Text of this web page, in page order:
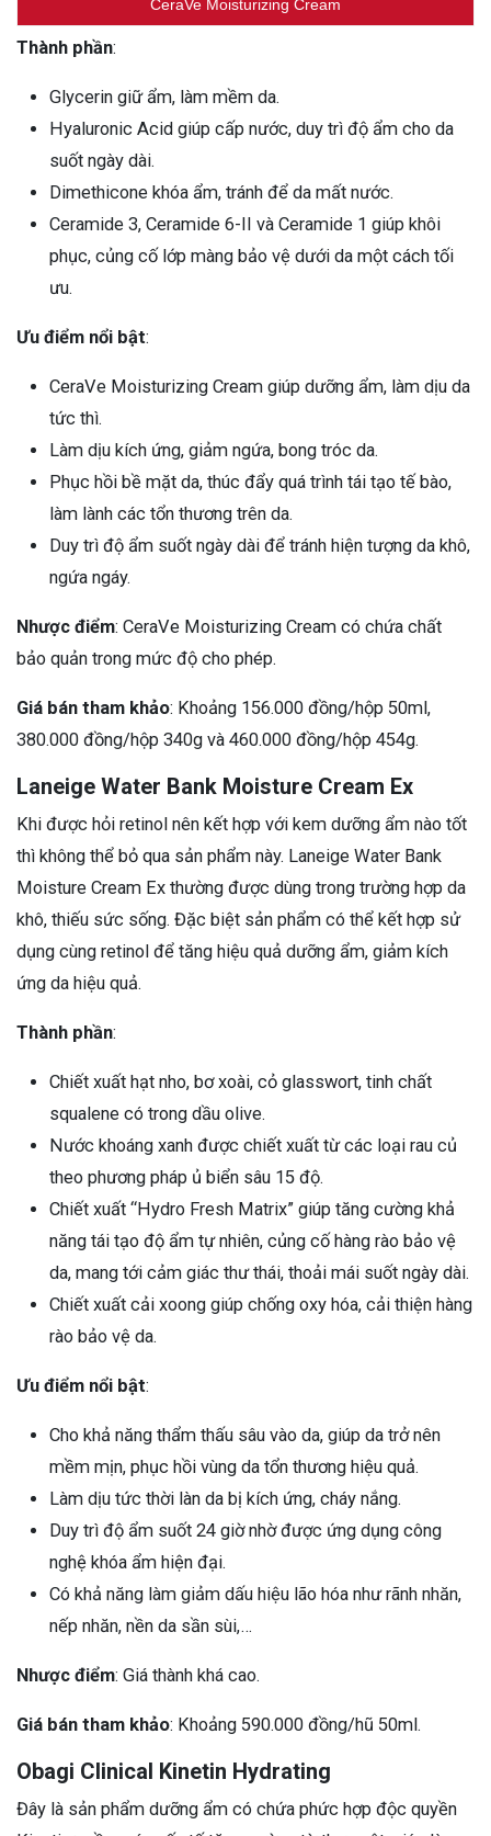
CeraVe Moisturizing Cream
Thành phần:
Glycerin giữ ẩm, làm mềm da.
Hyaluronic Acid giúp cấp nước, duy trì độ ẩm cho da
suốt ngày dài.
Dimethicone khóa ẩm, tránh để da mất nước.
Ceramide 3, Ceramide 6-II và Ceramide 1 giúp khôi
phục, củng cố lớp màng bảo vệ dưới da một cách tối
ưu.
Ưu điểm nổi bật:
CeraVe Moisturizing Cream giúp dưỡng ẩm, làm dịu da
tức thì.
Làm dịu kích ứng, giảm ngứa, bong tróc da.
Phục hồi bề mặt da, thúc đẩy quá trình tái tạo tế bào,
làm lành các tổn thương trên da.
Duy trì độ ẩm suốt ngày dài để tránh hiện tượng da khô,
ngứa ngáy.
Nhược điểm: CeraVe Moisturizing Cream có chứa chất
bảo quản trong mức độ cho phép.
Giá bán tham khảo: Khoảng 156.000 đồng/hộp 50ml,
380.000 đồng/hộp 340g và 460.000 đồng/hộp 454g.
Laneige Water Bank Moisture Cream Ex
Khi được hỏi retinol nên kết hợp với kem dưỡng ẩm nào tốt
thì không thể bỏ qua sản phẩm này. Laneige Water Bank
Moisture Cream Ex thường được dùng trong trường hợp da
khô, thiếu sức sống. Đặc biệt sản phẩm có thể kết hợp sử
dụng cùng retinol để tăng hiệu quả dưỡng ẩm, giảm kích
ứng da hiệu quả.
Thành phần:
Chiết xuất hạt nho, bơ xoài, cỏ glasswort, tinh chất
squalene có trong dầu olive.
Nước khoáng xanh được chiết xuất từ các loại rau củ
theo phương pháp ủ biển sâu 15 độ.
Chiết xuất “Hydro Fresh Matrix” giúp tăng cường khả
năng tái tạo độ ẩm tự nhiên, củng cố hàng rào bảo vệ
da, mang tới cảm giác thư thái, thoải mái suốt ngày dài.
Chiết xuất cải xoong giúp chống oxy hóa, cải thiện hàng
rào bảo vệ da.
Ưu điểm nổi bật:
Cho khả năng thẩm thấu sâu vào da, giúp da trở nên
mềm mịn, phục hồi vùng da tổn thương hiệu quả.
Làm dịu tức thời làn da bị kích ứng, cháy nắng.
Duy trì độ ẩm suốt 24 giờ nhờ được ứng dụng công
nghệ khóa ẩm hiện đại.
Có khả năng làm giảm dấu hiệu lão hóa như rãnh nhăn,
nếp nhăn, nền da sần sùi,…
Nhược điểm: Giá thành khá cao.
Giá bán tham khảo: Khoảng 590.000 đồng/hũ 50ml.
Obagi Clinical Kinetin Hydrating
Đây là sản phẩm dưỡng ẩm có chứa phức hợp độc quyền